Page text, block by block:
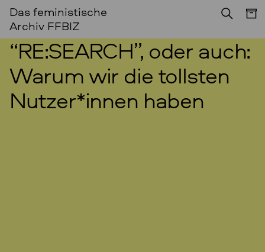
Das feministische
Archiv FFBIZ
“RE:SEARCH”, oder auch:
Warum wir die tollsten
Nutzer*innen haben